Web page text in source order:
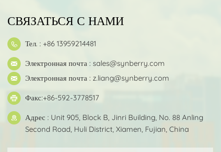
СВЯЗАТЬСЯ С НАМИ
Тел. : +86 13959214481
Электронная почта : sales@synberry.com
Электронная почта : z.liang@synberry.com
Факс:+86-592-3778517
Адрес : Unit 905, Block B, Jinri Building, No. 88 Anling
Second Road, Huli District, Xiamen, Fujian, China